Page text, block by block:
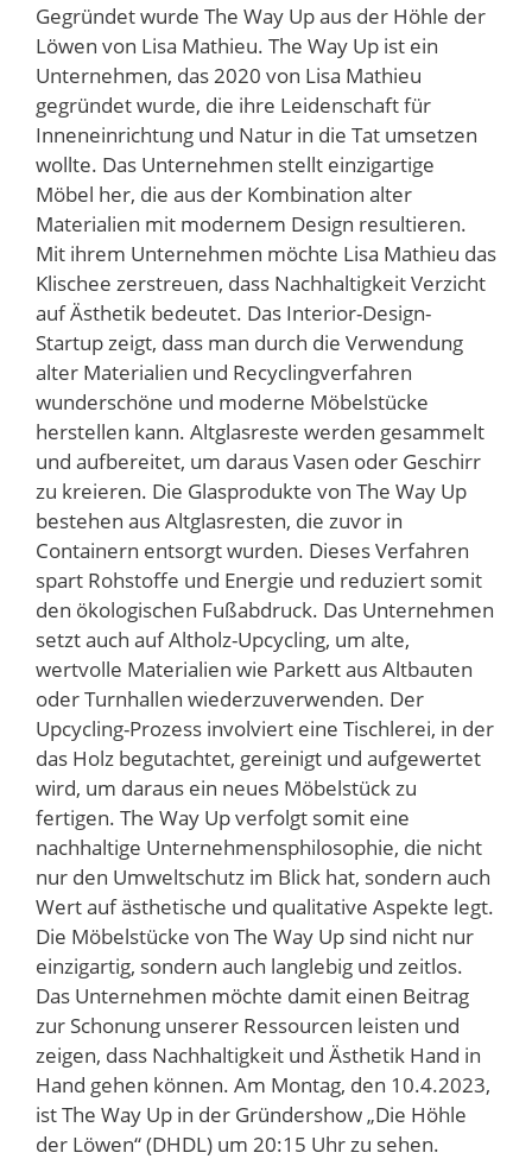
Gegründet wurde The Way Up aus der Höhle der
Löwen von Lisa Mathieu. The Way Up ist ein
Unternehmen, das 2020 von Lisa Mathieu
gegründet wurde, die ihre Leidenschaft für
Inneneinrichtung und Natur in die Tat umsetzen
wollte. Das Unternehmen stellt einzigartige
Möbel her, die aus der Kombination alter
Materialien mit modernem Design resultieren.
Mit ihrem Unternehmen möchte Lisa Mathieu das
Klischee zerstreuen, dass Nachhaltigkeit Verzicht
auf Ästhetik bedeutet. Das Interior-Design-
Startup zeigt, dass man durch die Verwendung
alter Materialien und Recyclingverfahren
wunderschöne und moderne Möbelstücke
herstellen kann. Altglasreste werden gesammelt
und aufbereitet, um daraus Vasen oder Geschirr
zu kreieren. Die Glasprodukte von The Way Up
bestehen aus Altglasresten, die zuvor in
Containern entsorgt wurden. Dieses Verfahren
spart Rohstoffe und Energie und reduziert somit
den ökologischen Fußabdruck. Das Unternehmen
setzt auch auf Altholz-Upcycling, um alte,
wertvolle Materialien wie Parkett aus Altbauten
oder Turnhallen wiederzuverwenden. Der
Upcycling-Prozess involviert eine Tischlerei, in der
das Holz begutachtet, gereinigt und aufgewertet
wird, um daraus ein neues Möbelstück zu
fertigen. The Way Up verfolgt somit eine
nachhaltige Unternehmensphilosophie, die nicht
nur den Umweltschutz im Blick hat, sondern auch
Wert auf ästhetische und qualitative Aspekte legt.
Die Möbelstücke von The Way Up sind nicht nur
einzigartig, sondern auch langlebig und zeitlos.
Das Unternehmen möchte damit einen Beitrag
zur Schonung unserer Ressourcen leisten und
zeigen, dass Nachhaltigkeit und Ästhetik Hand in
Hand gehen können. Am Montag, den 10.4.2023,
ist The Way Up in der Gründershow „Die Höhle
der Löwen“ (DHDL) um 20:15 Uhr zu sehen.